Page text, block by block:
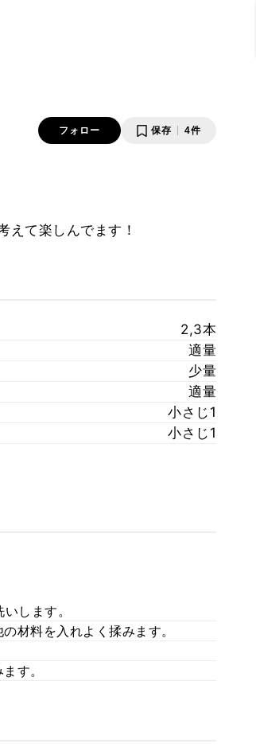
フォロー 保存 4件
えて楽しんでます！
2,3本
適量
少量
適量
小さじ1
小さじ1
します。
材料を入れよく揉みます。
す。